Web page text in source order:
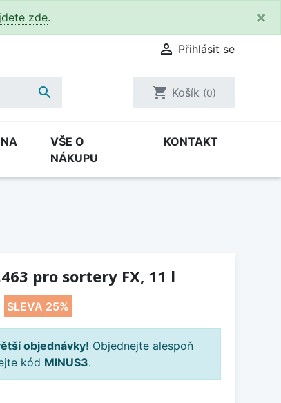
zde. ×
 Přihlásit se
 shopping_cart Košík (0)
VŠE O
NÁKUPU
KONTAKT
pro sortery FX, 11 l
SLEVA 25%
objednávky! Objednejte alespoň
kód MINUS3.